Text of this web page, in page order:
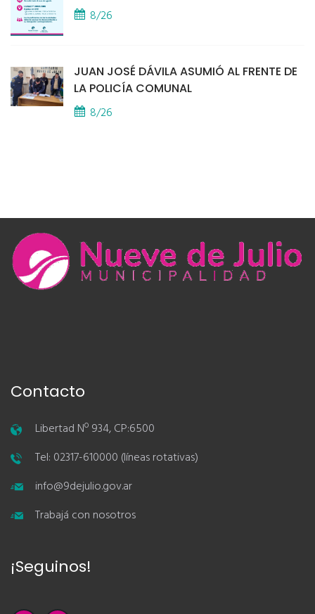
8/26
JUAN JOSÉ DÁVILA ASUMIÓ AL FRENTE DE
LA POLICÍA COMUNAL
8/26
Contacto
Libertad Nº 934, CP:6500
Tel: 02317-610000 (líneas rotativas)
info@9dejulio.gov.ar
Trabajá con nosotros
¡Seguinos!